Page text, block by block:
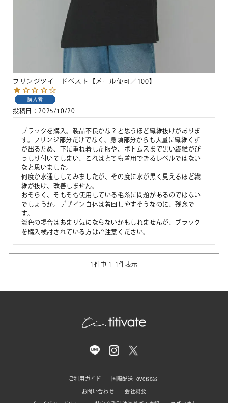
フリンジツイードベスト【メール便可／100】
購入者
投稿日 2025/10/20
ブラックを購入。製品不良かな？と思うほど繊維抜けがありま
す。フリンジ部分だけでなく、身頃部分からも大量に繊維くず
が出るため、下に重ね着した服や、ボトムスまで黒い繊維がび
っしり付いてしまい、これはとても着用できるレベルではない
なと思いました。
何度か水通ししてみましたが、その度に水が黒く見えるほど繊
維が抜け、改善しません。
おそらく、そもそも使用している毛糸に問題があるのではない
でしょうか。デザイン自体は着回しやすそうなのに、残念で
す。
淡色の場合はあまり気にならないかもしれませんが、ブラック
を購入検討されている方はご注意ください。
1 件中 1 -1件表示
ご利用ガイド 国際配送 -overseas-
お問い合わせ 会社概要